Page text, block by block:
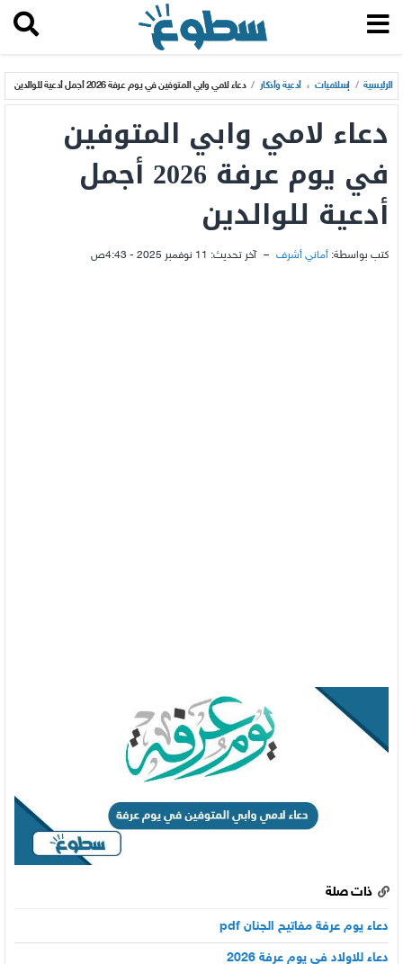
الرئيسية / إسلاميات ، أدعية وأذكار / دعاء لامي وابي المتوفين في يوم عرفة 2026 أجمل أدعية للوالدين
دعاء لامي وابي المتوفين
في يوم عرفة 2026 أجمل
أدعية للوالدين
كتب بواسطة: أماني أشرف – آخر تحديث: 11 نوفمبر 2025 - 4:43ص
ذات صلة
دعاء يوم عرفة مفاتيح الجنان pdf
دعاء للاولاد في يوم عرفة 2026